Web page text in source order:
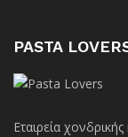
PASTA
Εταιρεία